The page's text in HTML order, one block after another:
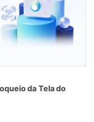
da Tela do